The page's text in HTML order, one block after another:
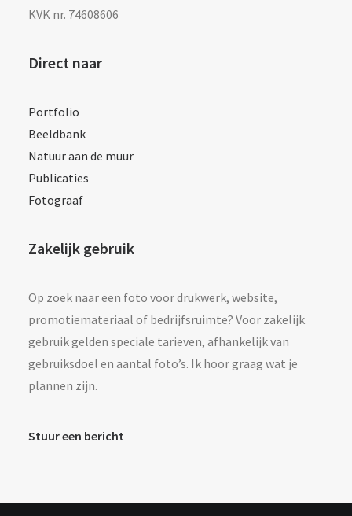
KVK nr. 74608606
Direct naar
Portfolio
Beeldbank
Natuur aan de muur
Publicaties
Fotograaf
Zakelijk gebruik
Op zoek naar een foto voor drukwerk, website,
promotiemateriaal of bedrijfsruimte? Voor zakelijk
gebruik gelden speciale tarieven, afhankelijk van
gebruiksdoel en aantal foto’s. Ik hoor graag wat je
plannen zijn.
Stuur een bericht